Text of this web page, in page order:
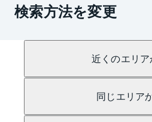
検索方法を変更
近くのエリア
同じエリア